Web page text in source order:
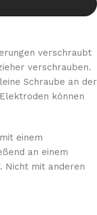
verschraubt
verschrauben.
Schraube an der
können
einem
an einem
Nicht mit anderen